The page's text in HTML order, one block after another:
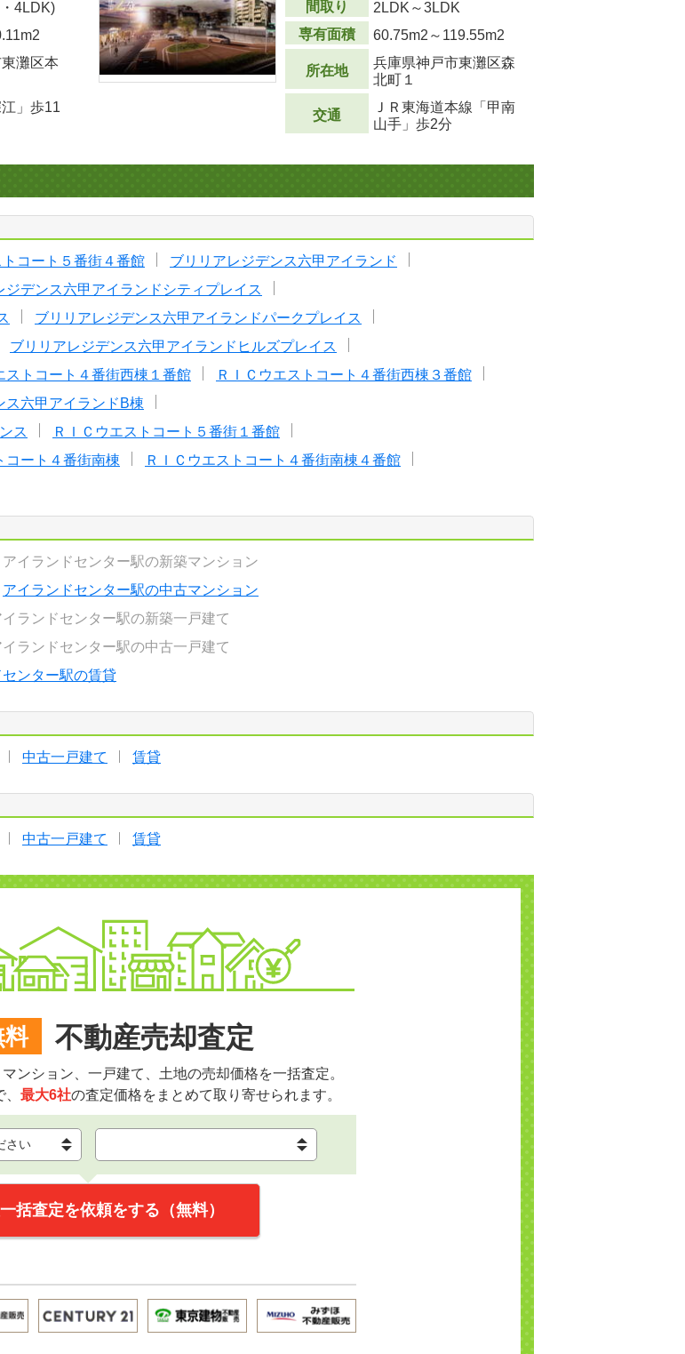
4LDK)
2
灘区本
」歩11
間取り
2LDK～3LDK
専有面積
60.75m2 ～119.55m2
所在地
兵庫県神戸市東灘区森
北町１
交通
ＪＲ東海道本線「甲南
山手」歩2分
コート５番街４番館
ブリリアレジデンス六甲アイランド
ジデンス六甲アイランドシティプレイス
ブリリアレジデンス六甲アイランドパークプレイス
ブリリアレジデンス六甲アイランドヒルズプレイス
ストコート４番街西棟１番館
ＲＩＣウエストコート４番街西棟３番館
ス六甲アイランドB棟
ス
ＲＩＣウエストコート５番街１番館
コート４番街南棟
ＲＩＣウエストコート４番街南棟４番館
アイランドセンター駅の新築マンション
アイランドセンター駅の中古マンション
イランドセンター駅の新築一戸建て
イランドセンター駅の中古一戸建て
ンター駅の賃貸
中古一戸建て 賃貸
中古一戸建て 賃貸
料 不動産売却査定
ンション、一戸建て、土地の売却価格を一括査定。
最大6社の査定価格をまとめて取り寄せられます。
括査定を依頼をする（無料）